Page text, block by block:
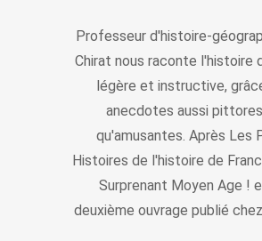
Professeur d'histoire-
Chirat nous raconte l'histoire
légère et instructive,
anecdotes aussi
qu'amusantes. Après Les
Histoires de l'histoire de
Surprenant Moyen Age !
deuxième ouvrage publié